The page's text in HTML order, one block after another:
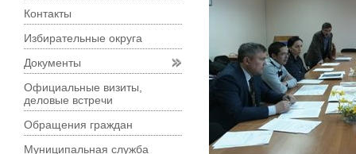
Контакты
Избирательные округа
Документы
Официальные визиты,
деловые встречи
Обращения граждан
Муниципальная служба